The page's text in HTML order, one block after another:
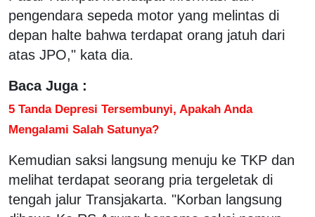
pengendara sepeda motor yang melintas di
depan halte bahwa terdapat orang jatuh dari
atas JPO," kata dia.
Baca Juga :
5 Tanda Depresi Tersembunyi, Apakah Anda
Mengalami Salah Satunya?
Kemudian saksi langsung menuju ke TKP dan
melihat terdapat seorang pria tergeletak di
tengah jalur Transjakarta. "Korban langsung